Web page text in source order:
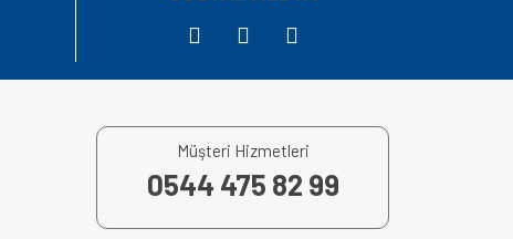
Müşteri Hizmetleri
0544 475 82 99